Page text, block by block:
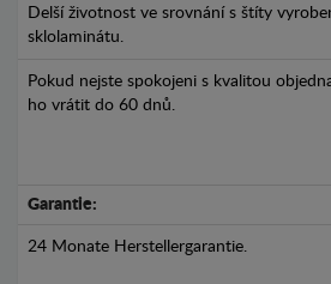
Delší životnost ve srovnání s štíty
sklolaminátu.
Pokud nejste spokojeni s kvalitou
ho vrátit do 60 dnů.
Garantie:
24 Monate Herstellergarantie.